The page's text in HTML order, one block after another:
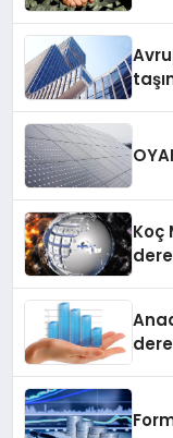
Koç